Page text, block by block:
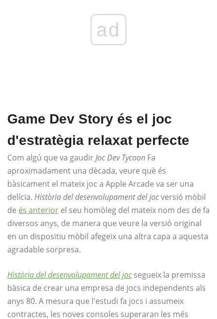
ad
Game Dev Story és el joc
d'estratègia relaxat perfecte
Com algú que va gaudirJoc Dev Tycoon Fa
aproximadament una dècada, veure què és
bàsicament el mateix joc a Apple Arcade va ser una
delícia. Història del desenvolupament del jocversió mòbil
de és anterior el seu homòleg del mateix nom des de fa
diversos anys, de manera que veure la versió original
en un dispositiu mòbil afegeix una altra capa a aquesta
agradable sorpresa.
Història del desenvolupament del joc segueix la premissa
bàsica de crear una empresa de jocs independents als
anys 80. A mesura que l'estudi fa jocs i assumeix
contractes, les noves consoles superaran les més